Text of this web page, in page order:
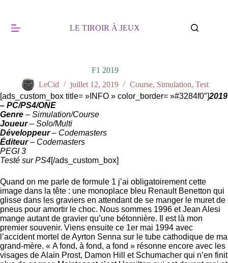
LE TIROIR À JEUX
F1 2019
LeCid
juillet 12, 2019 Course, Simulation, Test
[ads_custom_box title= »INFO » color_border= »#3284f0″]2019
– PC/PS4/ONE
Genre – Simulation/Course
Joueur– Solo/Multi
Développeur– Codemasters
Éditeur– Codemasters
PEGI 3
Testé sur PS4[/ads_custom_box]
Quand on me parle de formule 1 j’ai obligatoirement cette
image dans la tête : une monoplace bleu Renault Benetton qui
glisse dans les graviers en attendant de se manger le muret de
pneus pour amortir le choc. Nous sommes 1996 et Jean Alesi
mange autant de gravier qu’une bétonnière. Il est là mon
premier souvenir. Viens ensuite ce 1er mai 1994 avec
l’accident mortel de Ayrton Senna sur le tube cathodique de ma
grand-mère. « A fond, à fond, a fond » résonne encore avec les
visages de Alain Prost, Damon Hill et Schumacher qui n’en finit